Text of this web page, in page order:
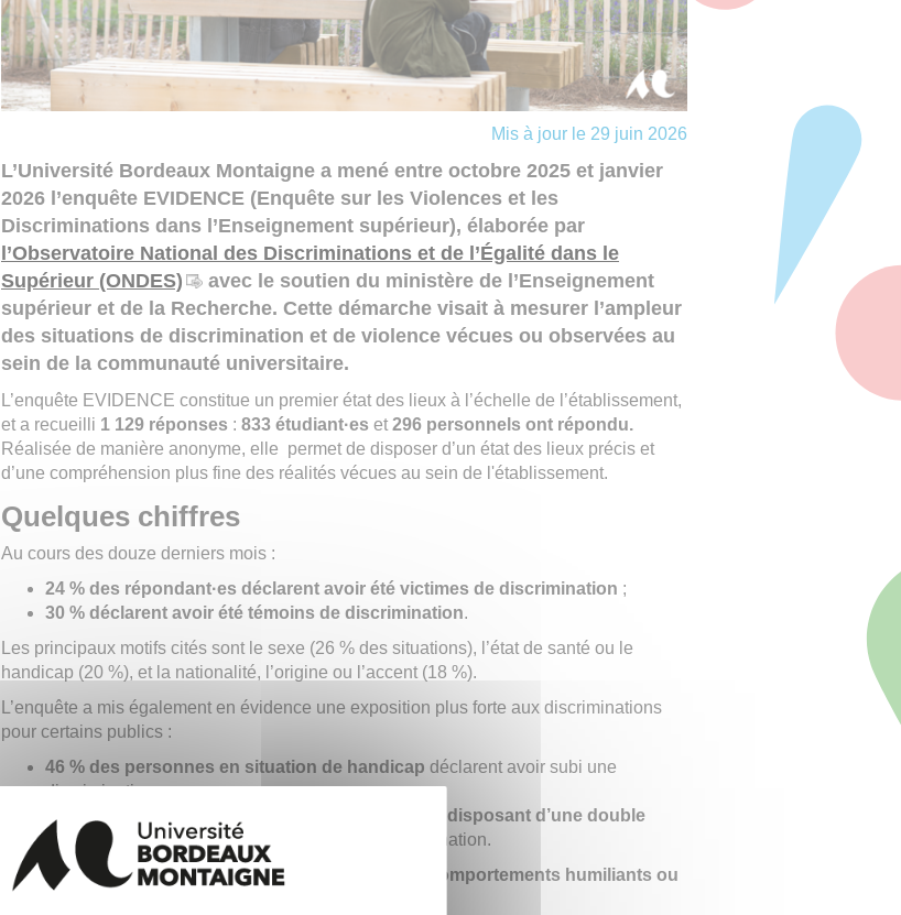
Mis à jour le 29 juin 2026
L’Université Bordeaux Montaigne a mené entre octobre 2025 et janvier
2026 l’enquête EVIDENCE (Enquête sur les Violences et les
Discriminations dans l’Enseignement supérieur), élaborée par
l’Observatoire National des Discriminations et de l’Égalité dans le
Supérieur (ONDES)
avec le soutien du ministère de l’Enseignement
supérieur et de la Recherche. Cette démarche visait à mesurer l’ampleur
des situations de discrimination et de violence vécues ou observées au
sein de la communauté universitaire.
L’enquête EVIDENCE constitue un premier état des lieux à l’échelle de l’établissement,
et a recueilli 1 129 réponses : 833 étudiant·es et 296 personnels ont répondu.
Réalisée de manière anonyme, elle permet de disposer d’un état des lieux précis et
d’une compréhension plus fine des réalités vécues au sein de l'établissement.
Quelques chiffres
Au cours des douze derniers mois :
24 % des répondant·es déclarent avoir été victimes de discrimination ;
30 % déclarent avoir été témoins de discrimination.
Les principaux motifs cités sont le sexe (26 % des situations), l’état de santé ou le
handicap (20 %), et la nationalité, l’origine ou l’accent (18 %).
L’enquête a mis également en évidence une exposition plus forte aux discriminations
pour certains publics :
46 % des personnes en situation de handicap déclarent avoir subi une
discrimination ;
36 % des personnes de nationalité étrangère ou disposant d’une double
nationalité
déclarent avoir été victimes de discrimination.
23% des répondant.es ont étévictimes de propos ou comportements humiliants ou